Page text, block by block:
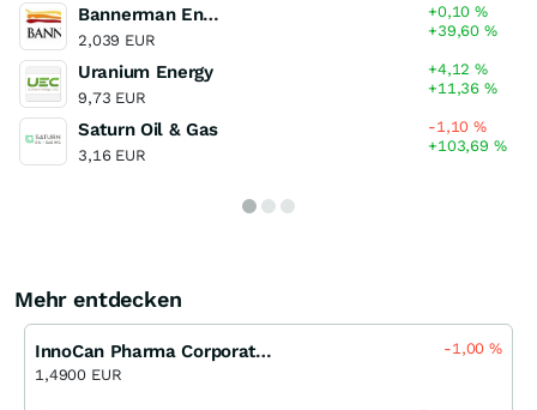
Bannerman Energy
2,039 EUR
+0,10%
+39,60%
Uranium Energy
9,73 EUR
+4,12%
+11,36%
Saturn Oil & Gas
3,16 EUR
-1,10%
+103,69 %
Mehr entdecken
InnoCan Pharma Corporation
1,4900 EUR
-1,00%